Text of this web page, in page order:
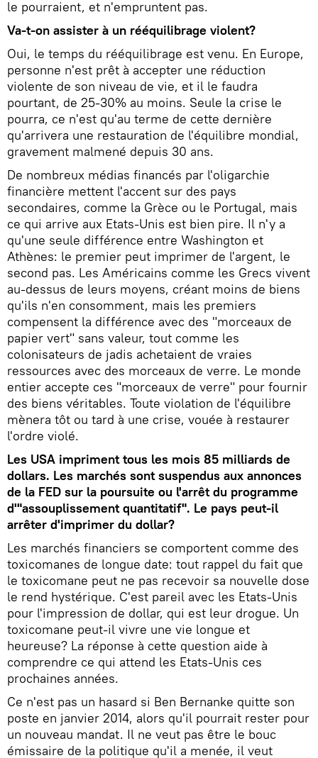
le pourraient, et n'empruntent pas.
Va-t-on assister à un rééquilibrage violent?
Oui, le temps du rééquilibrage est venu. En Europe,
personne n'est prêt à accepter une réduction
violente de son niveau de vie, et il le faudra
pourtant, de 25-30% au moins. Seule la crise le
pourra, ce n'est qu'au terme de cette dernière
qu'arrivera une restauration de l'équilibre mondial,
gravement malmené depuis 30 ans.
De nombreux médias financés par l'oligarchie
financière mettent l'accent sur des pays
secondaires, comme la Grèce ou le Portugal, mais
ce qui arrive aux Etats-Unis est bien pire. Il n'y a
qu'une seule différence entre Washington et
Athènes: le premier peut imprimer de l'argent, le
second pas. Les Américains comme les Grecs vivent
au-dessus de leurs moyens, créant moins de biens
qu'ils n'en consomment, mais les premiers
compensent la différence avec des "morceaux de
papier vert" sans valeur, tout comme les
colonisateurs de jadis achetaient de vraies
ressources avec des morceaux de verre. Le monde
entier accepte ces "morceaux de verre" pour fournir
des biens véritables. Toute violation de l'équilibre
mènera tôt ou tard à une crise, vouée à restaurer
l'ordre violé.
Les USA impriment tous les mois 85 milliards de
dollars. Les marchés sont suspendus aux annonces
de la FED sur la poursuite ou l'arrêt du programme
d'"assouplissement quantitatif". Le pays peut-il
arrêter d'imprimer du dollar?
Les marchés financiers se comportent comme des
toxicomanes de longue date: tout rappel du fait que
le toxicomane peut ne pas recevoir sa nouvelle dose
le rend hystérique. C'est pareil avec les Etats-Unis
pour l'impression de dollar, qui est leur drogue. Un
toxicomane peut-il vivre une vie longue et
heureuse? La réponse à cette question aide à
comprendre ce qui attend les Etats-Unis ces
prochaines années.
Ce n'est pas un hasard si Ben Bernanke quitte son
poste en janvier 2014, alors qu'il pourrait rester pour
un nouveau mandat. Il ne veut pas être le bouc
émissaire de la politique qu'il a menée, il veut